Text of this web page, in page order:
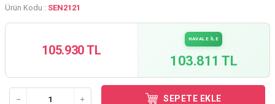
Ürün Kodu : SEN2121
105.930 TL
HAVALE İLE
103.811 TL
SEPETE EKLE